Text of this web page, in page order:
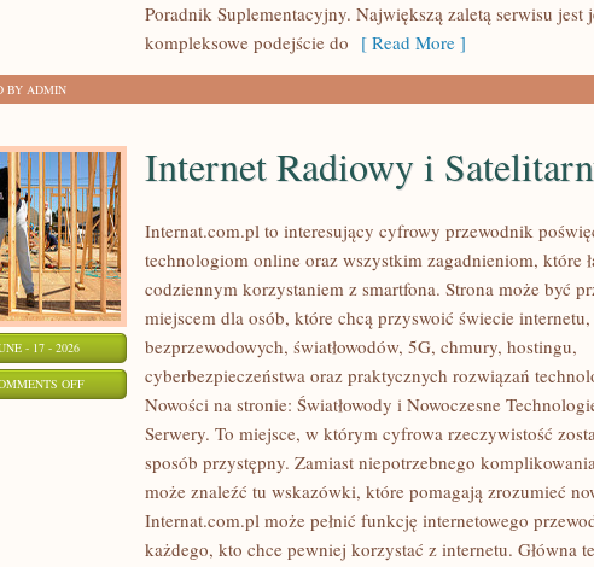
Poradnik Suplementacyjny. Największą zaletą serwisu jest
kompleksowe podejście do [ Read More ]
BY ADMIN
- 17 - 2026
OFFON
SATELITARNY
Internet Radiowy i
Internat.com.pl to interesujący cyfrowy przewodnik
technologiom online oraz wszystkim zagadnieniom, które
codziennym korzystaniem z smartfona. Strona może być
miejscem dla osób, które chcą przyswoić świecie
bezprzewodowych, światłowodów, 5G, chmury, hostingu,
cyberbezpieczeństwa oraz praktycznych rozwiązań
Nowości na stronie: Światłowody i Nowoczesne
Serwery. To miejsce, w którym cyfrowa rzeczywistość
sposób przystępny. Zamiast niepotrzebnego
może znaleźć tu wskazówki, które pomagają zrozumieć
Internat.com.pl może pełnić funkcję internetowego
każdego, kto chce pewniej korzystać z internetu. Główna